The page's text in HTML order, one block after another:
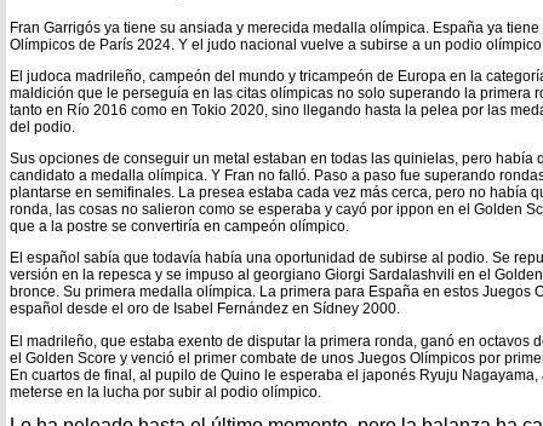
Fran Garrigós ya tiene su ansiada y merecida medalla olímpica. España ya
Olímpicos de París 2024. Y el judo nacional vuelve a subirse a un podio
El judoca madrileño, campeón del mundo y tricampeón de Europa en la
maldición que le perseguía en las citas olímpicas no solo superando la primera
tanto en Río 2016 como en Tokio 2020, sino llegando hasta la pelea por las
del podio.
Sus opciones de conseguir un metal estaban en todas las quinielas, pero había
candidato a medalla olímpica. Y Fran no falló. Paso a paso fue superando
plantarse en semifinales. La presea estaba cada vez más cerca, pero no había
ronda, las cosas no salieron como se esperaba y cayó por ippon en el Golden
que a la postre se convertiría en campeón olímpico.
El español sabía que todavía había una oportunidad de subirse al podio. Se
versión en la repesca y se impuso al georgiano Giorgi Sardalashvili en el
bronce. Su primera medalla olímpica. La primera para España en estos Juegos
español desde el oro de Isabel Fernández en Sídney 2000.
El madrileño, que estaba exento de disputar la primera ronda, ganó en octavos
el Golden Score y venció el primer combate de unos Juegos Olímpicos por
En cuartos de final, al pupilo de Quino le esperaba el japonés Ryuju
meterse en la lucha por subir al podio olímpico.